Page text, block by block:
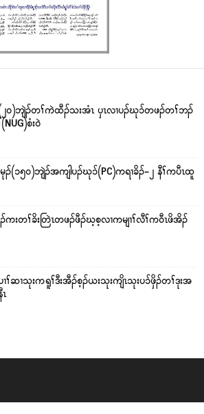
)ဘျဲၣ်တၢ်ကဲထီၣ်သးအံၤ ပှၤလၢပၣ်ဃုၥ်တဖၣ်တၢ်ဘၣ်
စံးဝဲ
၁၅၀)ဘျဲၣ်အကျါပၣ်ဃုၥ်(PC)ကရၢခိၣ်-၂ နီၢ်ကပီၤထူ
တၢ်ခိးတြဲၤတဖၣ်ဖီၣ်ဃ့စ့လၢကမျၢၢ်လီၢ်ကဝီၤဖိအိၣ်
ဆၢသုးကရူၢ်ဒီးအီၣ်စ့ၣ်ယးသုးကျိၤသုးပၥ်ဖှိၣ်တၢ်ဒုးအ